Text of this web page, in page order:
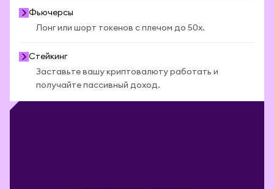
Фьючерсы
Лонг или шорт токенов с плечом до 50x.
Стейкинг
Заставьте вашу криптовалюту работать и
получайте пассивный доход.